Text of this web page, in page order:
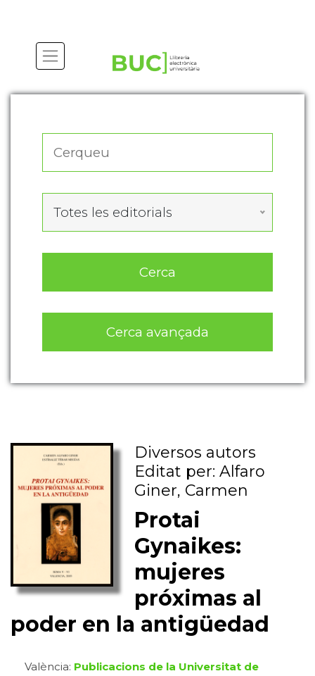
Totes les editorials
Cerca
Cerca avançada
Diversos autors
Editat per: Alfaro
Giner, Carmen
Protai
Gynaikes:
mujeres
próximas al
poder en la antigüedad
València: Publicacions de la Universitat de